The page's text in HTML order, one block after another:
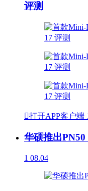
评测
打开APP客户端
华硕推出
1 08.04